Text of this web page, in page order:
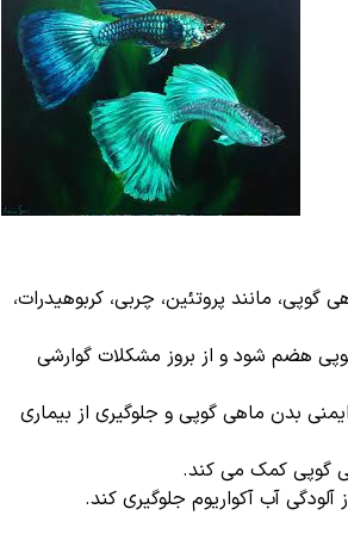
مانند پروتئین، چربی، کربوهیدرات،
هضم شود و از بروز مشکلات گوارشی
بدن ماهی گوپی و جلوگیری از بیماری
گوپی کمک می کند.
آب آکواریوم جلوگیری کند.